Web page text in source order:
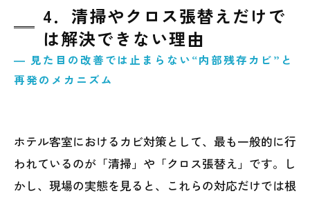
4．清掃やクロス張替えだけで
は解決できない理由
― 見た目の改善では止まらない“内部残存カビ”と
再発のメカニズム
ホテル客室におけるカビ対策として、最も一般的に行
われているのが「清掃」や「クロス張替え」です。し
かし、現場の実態を見ると、これらの対応だけでは根